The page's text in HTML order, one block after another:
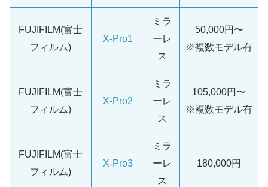
FUJIFILM(富士
フィルム)
X-Pro1
ミラ
ーレ
ス
50,000円〜
※複数モデル有
FUJIFILM(富士
フィルム)
X-Pro2
ミラ
ーレ
ス
105,000円〜
※複数モデル有
FUJIFILM(富士
フィルム)
X-Pro3
ミラ
ーレ
ス
180,000円